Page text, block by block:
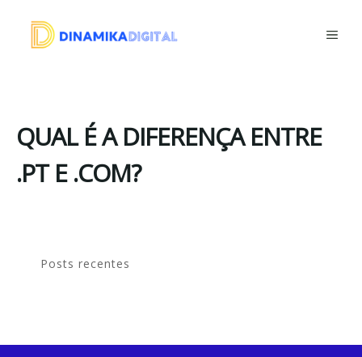
QUAL É A DIFERENÇA ENTRE
.PT E .COM?
Posts recentes